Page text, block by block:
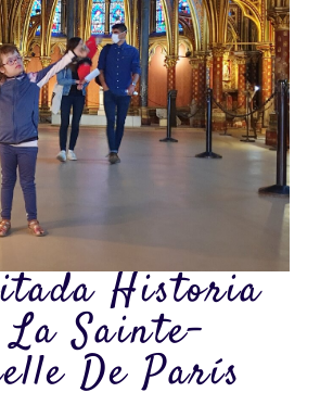
Historia
La Sainte-
De París